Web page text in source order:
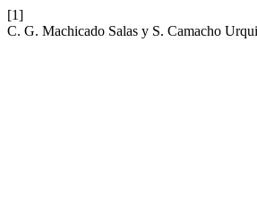
[1]
C. G. Machicado Salas y S. Camacho